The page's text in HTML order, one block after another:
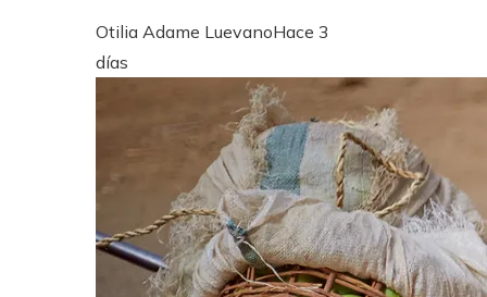
Otilia Adame LuevanoHace 3
días